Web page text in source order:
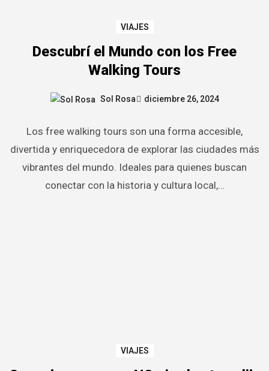
VIAJES
Descubrí el Mundo con los Free
Walking Tours
Sol Rosa diciembre 26, 2024
Los free walking tours son una forma accesible,
divertida y enriquecedora de explorar las ciudades más
vibrantes del mundo. Ideales para quienes buscan
conectar con la historia y cultura local,…
VIAJES